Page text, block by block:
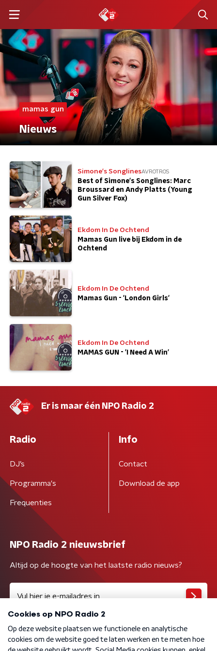
mamas gun
Nieuws
Simone's SonglinesAVROTROS
Best of Simone's Songlines: Marc
Broussard en Andy Platts (Young
Gun Silver Fox)
Ekdom In De Ochtend
Mamas Gun live bij Ekdom in de
Ochtend
Ekdom In De Ochtend
Mamas Gun - 'London Girls'
Ekdom In De Ochtend
MAMAS GUN - 'I Need A Win'
Er is maar één NPO Radio 2
Radio
DJ’s
Programma's
Frequenties
Info
Contact
Download de app
NPO Radio 2 nieuwsbrief
Altijd op de hoogte van het laatste radio nieuws?